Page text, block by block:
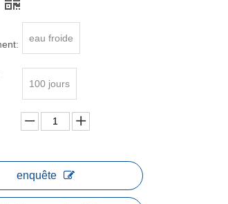
eau froide
100 jours
enquête